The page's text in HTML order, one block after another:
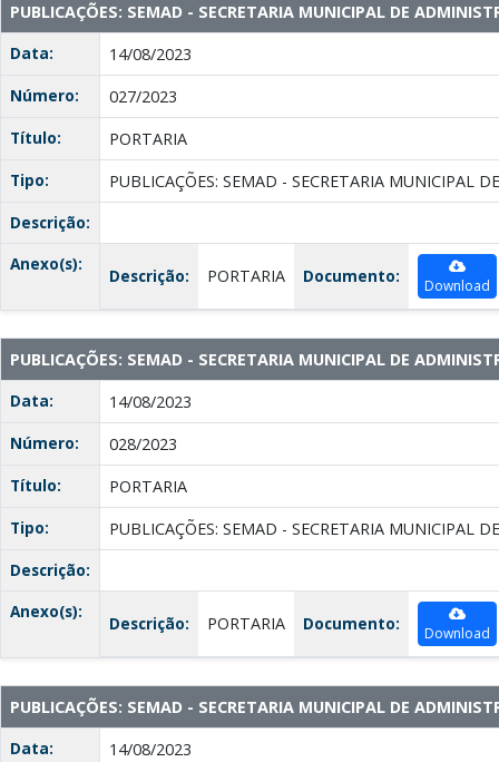
PUBLICAÇÕES: SEMAD - SECRETARIA MUNICIPAL DE
Data:
14/08/2023
Número:
027/2023
Título:
PORTARIA
Tipo:
PUBLICAÇÕES: SEMAD - SECRETARIA MUNICIPAL
Descrição:
Anexo(s):
Descrição: PORTARIA Documento: Download
PUBLICAÇÕES: SEMAD - SECRETARIA MUNICIPAL DE
Data:
14/08/2023
Número:
028/2023
Título:
PORTARIA
Tipo:
PUBLICAÇÕES: SEMAD - SECRETARIA MUNICIPAL
Descrição:
Anexo(s):
Descrição: PORTARIA Documento: Download
PUBLICAÇÕES: SEMAD - SECRETARIA MUNICIPAL DE
Data:
14/08/2023